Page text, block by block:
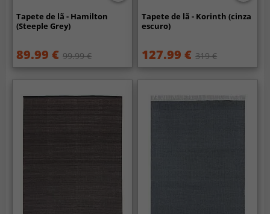
Tapete de lã - Hamilton
(Steeple Grey)
89.99 € 99.99 €
Tapete de lã - Korinth (cinza
escuro)
127.99 € 319 €